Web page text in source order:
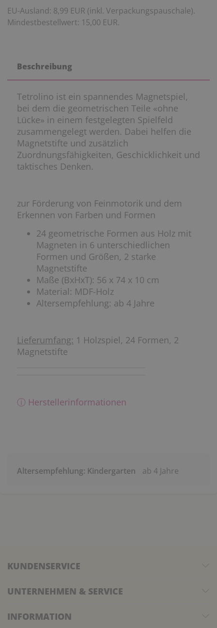
EU-Ausland: 8,99 EUR (inkl. Verpackungspauschale).
Mindestbestellwert: 15,00 EUR.
Beschreibung
Tetrolino ist ein spannendes Magnetspiel,
bei dem die geometrischen Teile «ohne
Lücke» in einem festgelegten Spielfeld
zusammengelegt werden. Dabei helfen die
Magnetstifte und zusätzlich
Zuordnungsfähigkeiten, Geschicklichkeit und
taktisches Denken.
zur Förderung von Feinmotorik und dem
Erkennen von Farben und Formen
24 geometrische Formen aus Holz mit
Magneten in 6 unterschiedlichen
Formen und Größen, 2 starke
Magnetstifte
Maße (BxHxT): 56 x 74 x 10 cm
Material: MDF-Holz
Altersempfehlung: ab 4 Jahre
Lieferumfang: 1 Holzspiel, 24 Formen, 2
Magnetstifte
ⓘ Herstellerinformationen
Altersempfehlung: Kindergarten ab 4 Jahre
KUNDENSERVICE
UNTERNEHMEN & SERVICE
INFORMATION